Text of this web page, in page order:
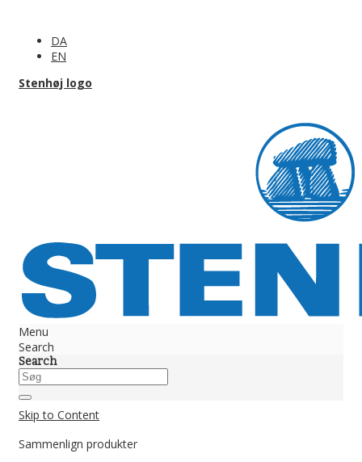
DA
EN
Stenhøj logo
Menu
Search
Search
Skip to Content
Sammenlign produkter